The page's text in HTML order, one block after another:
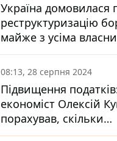
Україна домовилася
реструктуризацію
майже з усіма
єврооблігацій: що це
означає для країни
08:13, 28 серпня 2024
Підвищення
економіст Олексій
порахував, скільки
заплатить кожен